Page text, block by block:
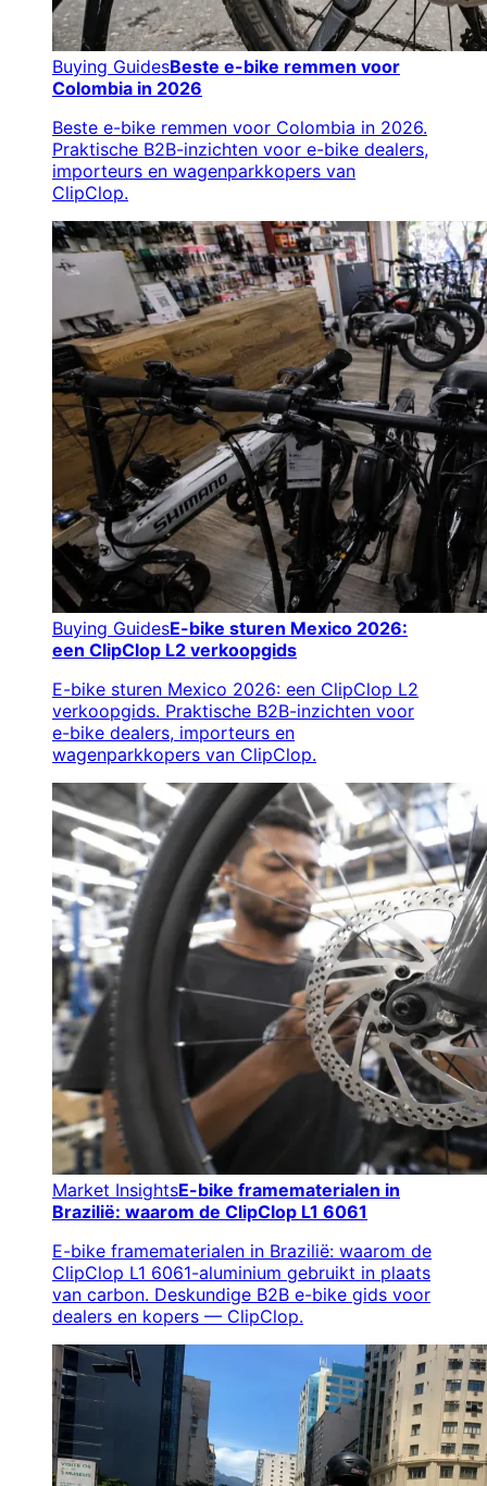
Buying GuidesBeste e-bike remmen voor
Colombia in 2026
Beste e-bike remmen voor Colombia in 2026.
Praktische B2B-inzichten voor e-bike dealers,
importeurs en wagenparkkopers van
ClipClop.
Buying GuidesE-bike sturen Mexico 2026:
een ClipClop L2 verkoopgids
E-bike sturen Mexico 2026: een ClipClop L2
verkoopgids. Praktische B2B-inzichten voor
e-bike dealers, importeurs en
wagenparkkopers van ClipClop.
Market InsightsE-bike framematerialen in
Brazilië: waarom de ClipClop L1 6061
E-bike framematerialen in Brazilië: waarom de
ClipClop L1 6061-aluminium gebruikt in plaats
van carbon. Deskundige B2B e-bike gids voor
dealers en kopers — ClipClop.